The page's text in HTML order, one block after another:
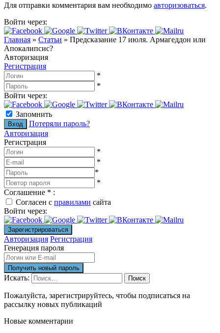
Для отправки комментария вам необходимо авторизоваться.
Войти через:
Главная » Статьи » Предсказание 17 июля. Армагеддон или
Апокалипсис?
Авторизация
Регистрация
*
*
Войти через:
Запомнить
Потеряли пароль?
Авторизация
Регистрация
*
*
*
*
Соглашение * :
Согласен с правилами сайта
Войти через:
Авторизация Регистрация
Генерация пароля
Искать: Поиск
Пожалуйста, зарегистрируйтесь, чтобы подписаться на
рассылку новых публикаций
Новые комментарии